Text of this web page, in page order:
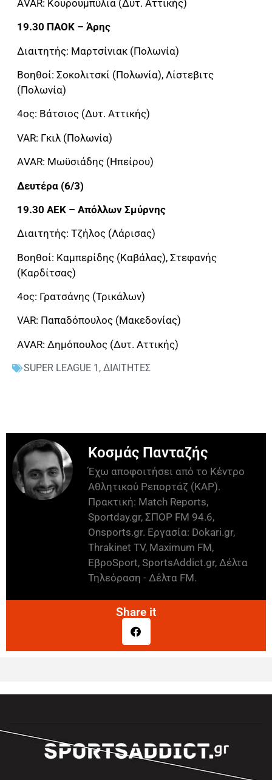
ΑVAR: Κουρουμπύλια (Δυτ. Αττικής)
19.30 ΠΑΟΚ – Άρης
Διαιτητής: Μαρτσίνιακ (Πολωνία)
Βοηθοί: Σοκολιτσκί (Πολωνία), Λίστεβιτς
(Πολωνία)
4ος: Βάτσιος (Δυτ. Αττικής)
VAR: Γκιλ (Πολωνία)
ΑVAR: Μωϋσιάδης (Ηπείρου)
Δευτέρα (6/3)
19.30 AEK – Aπόλλων Σμύρνης
Διαιτητής: Τζήλος (Λάρισας)
Βοηθοί: Καμπερίδης (Καβάλας), Στεφανής
(Καρδίτσας)
4ος: Γρατσάνης (Τρικάλων)
VAR: Παπαδόπουλος (Μακεδονίας)
ΑVAR: Δημόπουλος (Δυτ. Αττικής)
SUPER LEAGUE 1 , ΔΙΑΙΤΗΤΕΣ
Κοσμάς Πανταζής
Έχω αποφοιτήσει από το Κέντρο
Αθλητικού Ρεπορτάζ (ΚΑΡ).
Πρακτική: Match Reports,
Sportday.gr, ΣΠΟΡ FM 94.6,
Onsports.gr. Εργασία: Dokari.gr,
Thrakinet TV, Maximum FM,
ΕβροSport, SportsAddict.gr, Δέλτα
Τηλεόραση - Δέλτα FM.
Share it